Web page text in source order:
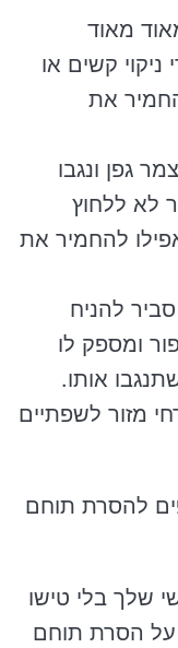
מאוד
קשים או
את
גפן ונגבו
לא ללחוץ
להחמיר את
להניח
ומספק לו
אותו.
מזור לשפתיים
להסרת תוחם
שלך בלי טישו
על הסרת תוחם